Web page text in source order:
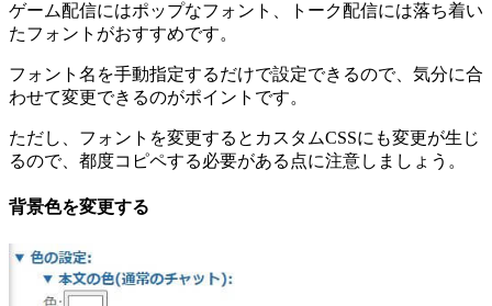
ゲーム配信にはポップなフォント、トーク配信には落ち着い
たフォントがおすすめです。
フォント名を手動指定するだけで設定できるので、気分に合
わせて変更できるのがポイントです。
ただし、フォントを変更するとカスタムCSSにも変更が生じ
るので、都度コピペする必要がある点に注意しましょう。
背景色を変更する